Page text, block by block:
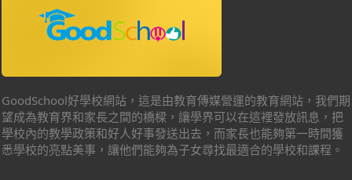
GoodSchool好學校網站，這是由教育傳媒營運的教育網站，我們期
望成為教育界和家長之間的橋樑，讓學界可以在這裡發放訊息，把
學校內的教學政策和好人好事發送出去，而家長也能夠第一時間獲
悉學校的亮點美事，讓他們能夠為子女尋找最適合的學校和課程。